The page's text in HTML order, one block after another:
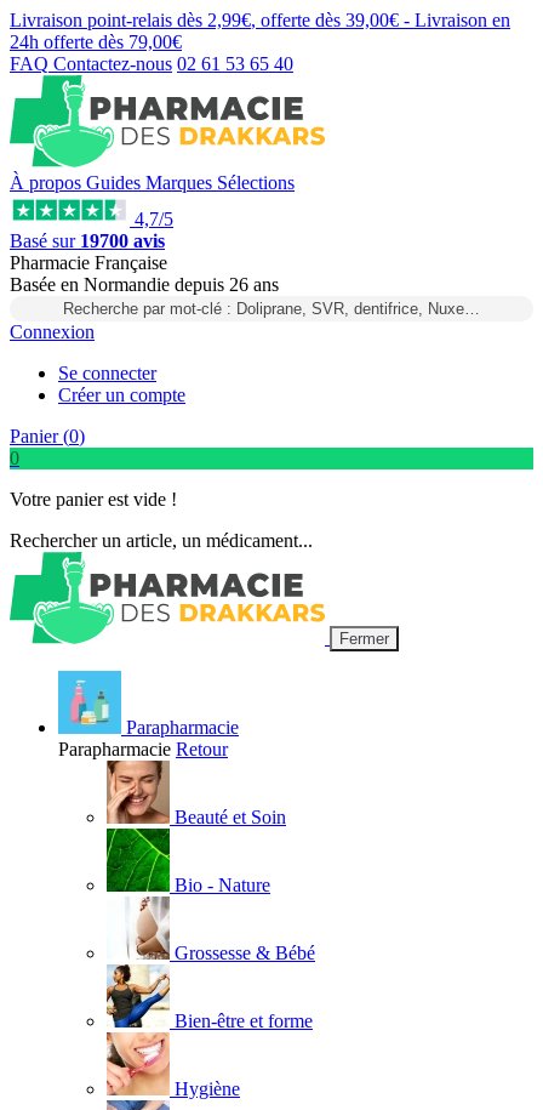
Livraison point-relais dès 2,99€, offerte dès 39,00€ - Livraison en
24h offerte dès 79,00€
FAQ Contactez-nous 02 61 53 65 40
À propos Guides Marques Sélections
4,7/5
Basé sur 19700 avis
Pharmacie Française
Basée en Normandie depuis 26 ans
Recherche par mot-clé : Doliprane, SVR, dentifrice, Nuxe…
Connexion
Se connecter
Créer un compte
Panier (0)
0
Votre panier est vide !
Rechercher un article, un médicament...
Fermer
Parapharmacie
Parapharmacie Retour
Beauté et Soin
Bio - Nature
Grossesse & Bébé
Bien-être et forme
Hygiène